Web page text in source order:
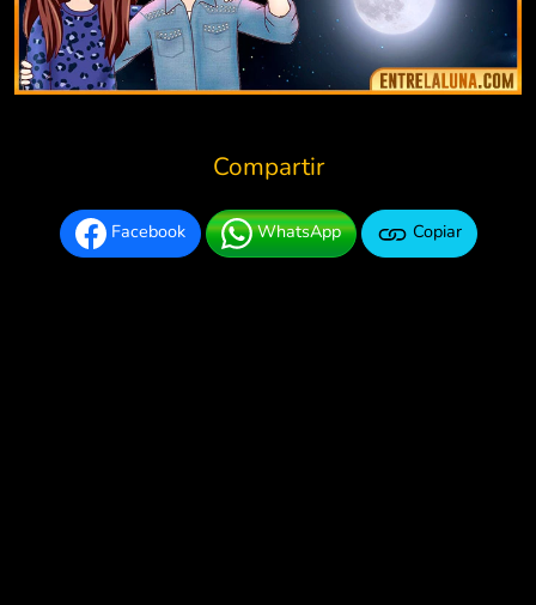
Compartir
Facebook WhatsApp Copiar